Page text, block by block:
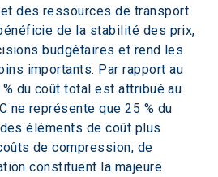
des ressources de transport
de la stabilité des prix,
budgétaires et rend les
importants. Par rapport au
du coût total est attribué au
ne représente que 25 % du
éléments de coût plus
de compression, de
constituent la majeure